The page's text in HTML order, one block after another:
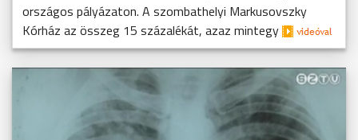
országos pályázaton. A szombathelyi Markusovszky
Kórház az összeg 15 százalékát, azaz mintegy